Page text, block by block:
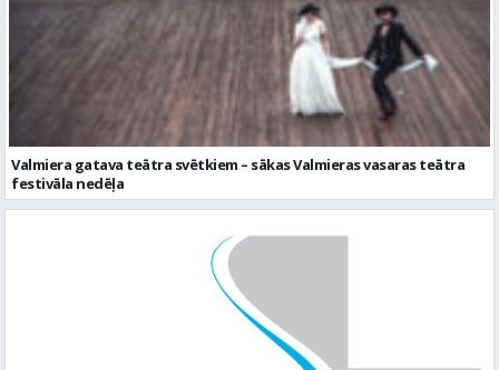
Valmiera gatava teātra svētkiem – sākas Valmieras vasaras teātra
festivāla nedēļa